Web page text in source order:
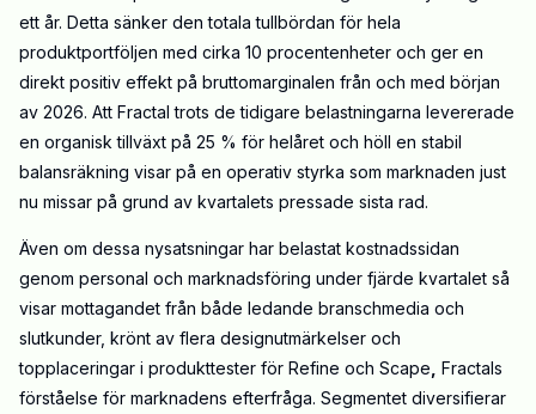
ett år. Detta sänker den totala tullbördan för hela
produktportföljen med cirka 10 procentenheter och ger en
direkt positiv effekt på bruttomarginalen från och med början
av 2026. Att Fractal trots de tidigare belastningarna levererade
en organisk tillväxt på 25 % för helåret och höll en stabil
balansräkning visar på en operativ styrka som marknaden just
nu missar på grund av kvartalets pressade sista rad.
Även om dessa nysatsningar har belastat kostnadssidan
genom personal och marknadsföring under fjärde kvartalet så
visar mottagandet från både ledande branschmedia och
slutkunder, krönt av flera designutmärkelser och
topplaceringar i produkttester för Refine och Scape Fractals
förståelse för marknadens efterfråga. Segmentet diversifierar